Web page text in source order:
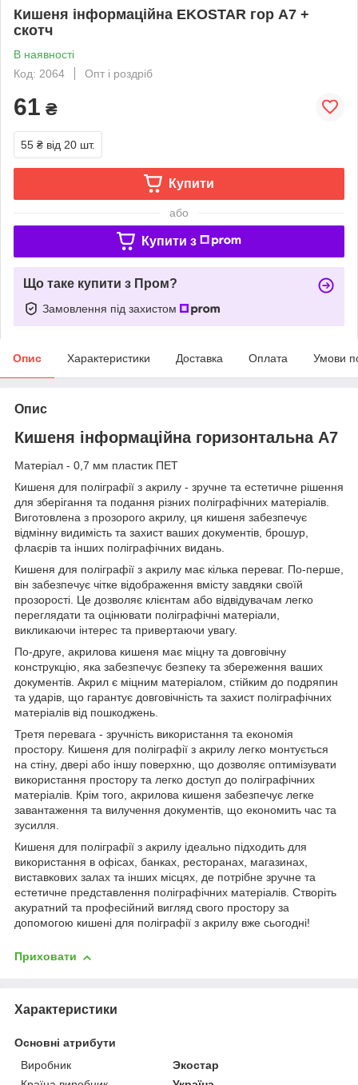
Кишеня інформаційна EKOSTAR гор А7 +
скотч
В наявності
Код: 2064
Опт і роздріб
61 ₴
55 ₴ від 20 шт.
Купити
або
Купити з
Що таке купити з Пром?
Замовлення під захистом
Опис Характеристики Доставка Оплата Умови
Опис
Кишеня інформаційна горизонтальна А7
Матеріал - 0,7 мм пластик ПЕТ
Кишеня для поліграфії з акрилу - зручне та естетичне рішення
для зберігання та подання різних поліграфічних матеріалів.
Виготовлена з прозорого акрилу, ця кишеня забезпечує
відмінну видимість та захист ваших документів, брошур,
флаєрів та інших поліграфічних видань.
Кишеня для поліграфії з акрилу має кілька переваг. По-перше,
він забезпечує чітке відображення вмісту завдяки своїй
прозорості. Це дозволяє клієнтам або відвідувачам легко
переглядати та оцінювати поліграфічні матеріали,
викликаючи інтерес та привертаючи увагу.
По-друге, акрилова кишеня має міцну та довговічну
конструкцію, яка забезпечує безпеку та збереження ваших
документів. Акрил є міцним матеріалом, стійким до подряпин
та ударів, що гарантує довговічність та захист поліграфічних
матеріалів від пошкоджень.
Третя перевага - зручність використання та економія
простору. Кишеня для поліграфії з акрилу легко монтується
на стіну, двері або іншу поверхню, що дозволяє оптимізувати
використання простору та легко доступ до поліграфічних
матеріалів. Крім того, акрилова кишеня забезпечує легке
завантаження та вилучення документів, що економить час та
зусилля.
Кишеня для поліграфії з акрилу ідеально підходить для
використання в офісах, банках, ресторанах, магазинах,
виставкових залах та інших місцях, де потрібне зручне та
естетичне представлення поліграфічних матеріалів. Створіть
акуратний та професійний вигляд свого простору за
допомогою кишені для поліграфії з акрилу вже сьогодні!
Приховати
Характеристики
Основні атрибути
Виробник
Экостар